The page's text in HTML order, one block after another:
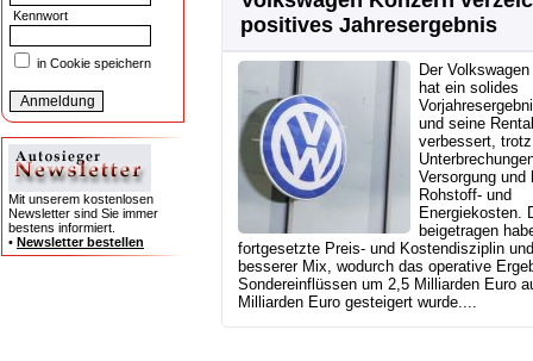
Kennwort
in Cookie speichern
Mit unserem kostenlosen
Newsletter sind Sie immer
bestens informiert.
• Newsletter bestellen
positives Jahresergebnis
Der
hat ein solides
und seine
verbessert, trotz
Versorgung und
Rohstoff- und
Energiekosten.
beigetragen
fortgesetzte Preis- und Kostendisziplin
besserer Mix, wodurch das operative
Sondereinflüssen um 2,5 Milliarden Euro
Milliarden Euro gesteigert wurde....